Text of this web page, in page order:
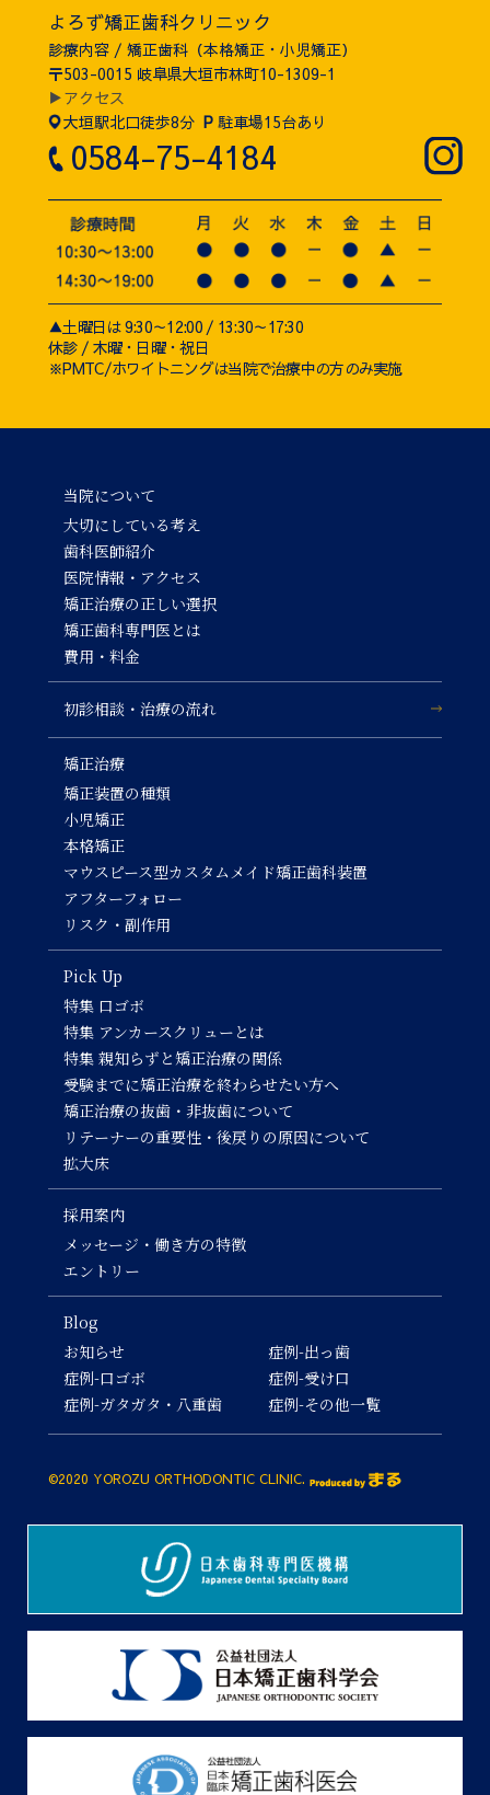
よろず矯正歯科クリニック
診療内容 / 矯正歯科（本格矯正・小児矯正）
〒503-0015 岐阜県大垣市林町10-1309-1
▶アクセス
大垣駅北口徒歩8分 P 駐車場15台あり
0584-75-4184
▲土曜日は 9:30～12:00 / 13:30～17:30
休診 / 木曜・日曜・祝日
※PMTC/ホワイトニングは当院で治療中の方のみ実施
当院について
大切にしている考え
歯科医師紹介
医院情報・アクセス
矯正治療の正しい選択
矯正歯科専門医とは
費用・料金
初診相談・治療の流れ
矯正治療
矯正装置の種類
小児矯正
本格矯正
マウスピース型カスタムメイド矯正歯科装置
アフターフォロー
リスク・副作用
Pick Up
特集 口ゴボ
特集 アンカースクリューとは
特集 親知らずと矯正治療の関係
受験までに矯正治療を終わらせたい方へ
矯正治療の抜歯・非抜歯について
リテーナーの重要性・後戻りの原因について
拡大床
採用案内
メッセージ・働き方の特徴
エントリー
Blog
お知らせ
症例-口ゴボ
症例-ガタガタ・八重歯
症例-出っ歯
症例-受け口
症例-その他一覧
©2020 YOROZU ORTHODONTIC CLINIC.